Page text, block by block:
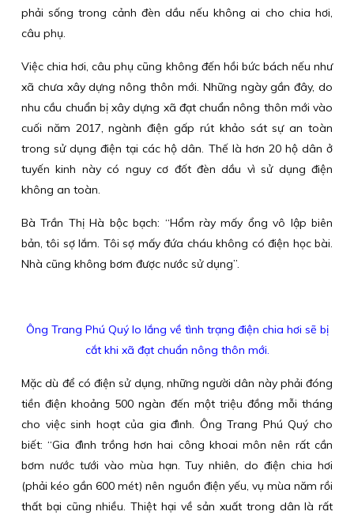
phải sống trong cảnh đèn dầu nếu không ai cho chia hơi,
câu phụ.
Việc chia hơi, câu phụ cũng không đến hồi bức bách nếu như
xã chưa xây dựng nông thôn mới. Những ngày gần đây, do
nhu cầu chuẩn bị xây dựng xã đạt chuẩn nông thôn mới vào
cuối năm 2017, ngành điện gấp rút khảo sát sự an toàn
trong sử dụng điện tại các hộ dân. Thế là hơn 20 hộ dân ở
tuyến kinh này có nguy cơ đốt đèn dầu vì sử dụng điện
không an toàn.
Bà Trần Thị Hà bộc bạch: “Hổm rày mấy ổng vô lập biên
bản, tôi sợ lắm. Tôi sợ mấy đứa cháu không có điện học bài.
Nhà cũng không bơm được nước sử dụng”.
Ông Trang Phú Quý lo lắng về tình trạng điện chia hơi sẽ bị
cắt khi xã đạt chuẩn nông thôn mới.
Mặc dù để có điện sử dụng, những người dân này phải đóng
tiền điện khoảng 500 ngàn đến một triệu đồng mỗi tháng
cho việc sinh hoạt của gia đình. Ông Trang Phú Quý cho
biết: “Gia đình trồng hơn hai công khoai môn nên rất cần
bơm nước tưới vào mùa hạn. Tuy nhiên, do điện chia hơi
(phải kéo gần 600 mét) nên nguồn điện yếu, vụ mùa năm rồi
thất bại cũng nhiều. Thiệt hại về sản xuất trong dân là rất